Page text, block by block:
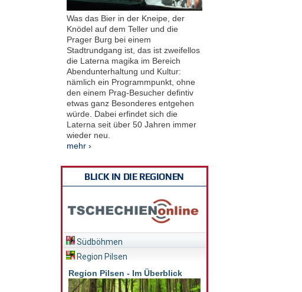
Was das Bier in der Kneipe, der
Knödel auf dem Teller und die
Prager Burg bei einem
Stadtrundgang ist, das ist zweifellos
die Laterna magika im Bereich
Abendunterhaltung und Kultur:
nämlich ein Programmpunkt, ohne
den einem Prag-Besucher defintiv
etwas ganz Besonderes entgehen
würde. Dabei erfindet sich die
Laterna seit über 50 Jahren immer
wieder neu.
mehr ›
BLICK IN DIE REGIONEN
Südböhmen
Region Pilsen
Region Pilsen - Im Überblick